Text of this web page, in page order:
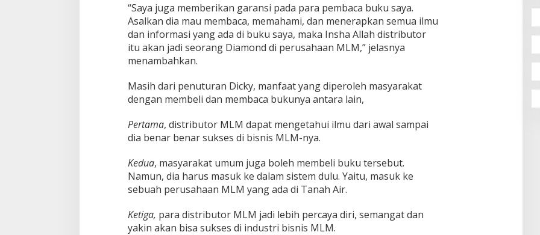
“Saya juga memberikan garansi pada para pembaca buku saya.
Asalkan dia mau membaca, memahami, dan menerapkan semua ilmu
dan informasi yang ada di buku saya, maka Insha Allah distributor
itu akan jadi seorang Diamond di perusahaan MLM,” jelasnya
menambahkan.
Masih dari penuturan Dicky, manfaat yang diperoleh masyarakat
dengan membeli dan membaca bukunya antara lain,
Pertama, distributor MLM dapat mengetahui ilmu dari awal sampai
dia benar benar sukses di bisnis MLM-nya.
Kedua, masyarakat umum juga boleh membeli buku tersebut.
Namun, dia harus masuk ke dalam sistem dulu. Yaitu, masuk ke
sebuah perusahaan MLM yang ada di Tanah Air.
Ketiga, para distributor MLM jadi lebih percaya diri, semangat dan
yakin akan bisa sukses di industri bisnis MLM.